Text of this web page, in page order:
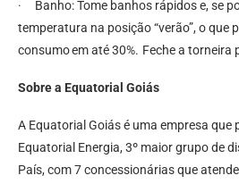
· Banho: Tome banhos rápidos e, se
temperatura na posição “verão”, o que
consumo em até 30%. Feche a torneira
Sobre a Equatorial Goiás
A Equatorial Goiás é uma empresa que
Equatorial Energia, 3º maior grupo de
País, com 7 concessionárias que